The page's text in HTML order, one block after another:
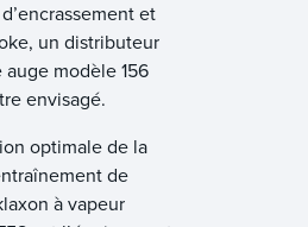
et
un distributeur
modèle 156
envisagé.
optimale de la
de
à vapeur